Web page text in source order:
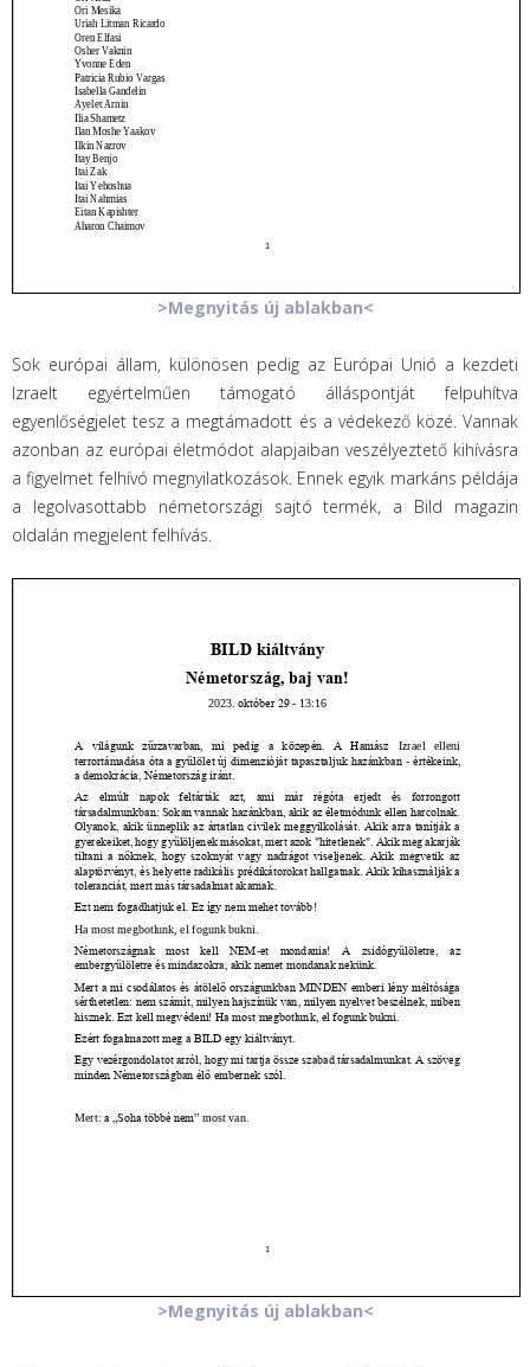
>Megnyitás új ablakban<
Sok európai állam, különösen pedig az Európai Unió a kezdeti
Izraelt egyértelműen támogató álláspontját felpuhítva
egyenlőségjelet tesz a megtámadott és a védekező közé. Vannak
azonban az európai életmódot alapjaiban veszélyeztető kihívásra
a figyelmet felhívó megnyilatkozások. Ennek egyik markáns példája
a legolvasottabb németországi sajtó termék, a Bild magazin
oldalán megjelent felhívás.
>Megnyitás új ablakban<